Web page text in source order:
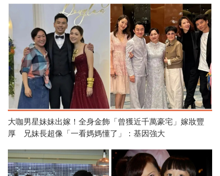
大咖男星妹妹出嫁！全身金飾「曾獲近千萬豪宅」嫁妝豐
厚 兄妹長超像「一看媽媽懂了」：基因強大